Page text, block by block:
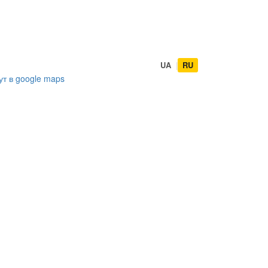
в google maps
UA | RU